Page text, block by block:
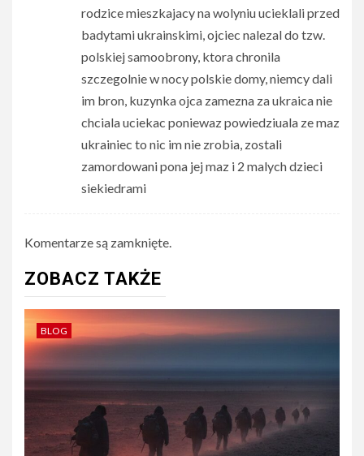
rodzice mieszkajacy na wolyniu ucieklali przed
badytami ukrainskimi, ojciec nalezal do tzw.
polskiej samoobrony, ktora chronila
szczegolnie w nocy polskie domy, niemcy dali
im bron, kuzynka ojca zamezna za ukraica nie
chciala uciekac poniewaz powiedziuala ze maz
ukrainiec to nic im nie zrobia, zostali
zamordowani pona jej maz i 2 malych dzieci
siekiedrami
Komentarze są zamknięte.
ZOBACZ TAKŻE
BLOG